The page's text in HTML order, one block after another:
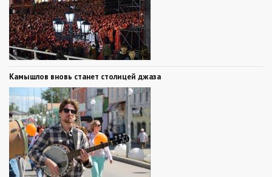
Камышлов вновь станет столицей джаза